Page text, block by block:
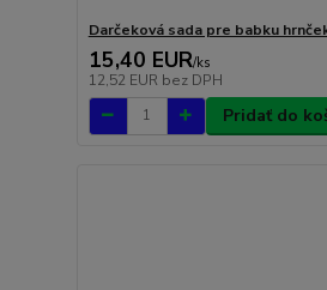
Darčeková sada pre babku
15,40 EUR/ks
12,52 EUR bez DPH
Pridať do